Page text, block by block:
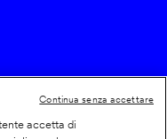
accetta di
Continua senza accettare